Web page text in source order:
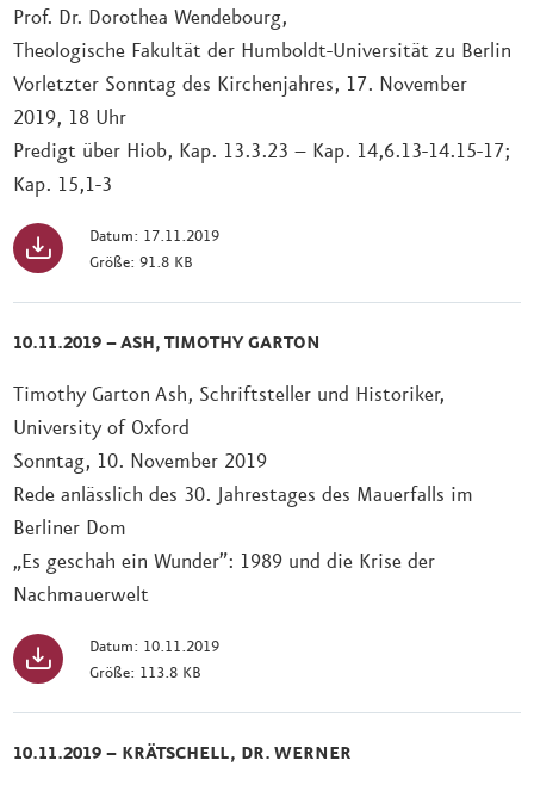
Prof. Dr. Dorothea Wendebourg,
Theologische Fakultät der Humboldt-Universität zu Berlin
Vorletzter Sonntag des Kirchenjahres, 17. November
2019, 18 Uhr
Predigt über Hiob, Kap. 13.3.23 – Kap. 14,6.13-14.15-17;
Kap. 15,1-3
Datum: 17.11.2019
Größe: 91.8 KB
10.11.2019 – ASH, TIMOTHY GARTON
Timothy Garton Ash, Schriftsteller und Historiker,
University of Oxford
Sonntag, 10. November 2019
Rede anlässlich des 30. Jahrestages des Mauerfalls im
Berliner Dom
„Es geschah ein Wunder”: 1989 und die Krise der
Nachmauerwelt
Datum: 10.11.2019
Größe: 113.8 KB
10.11.2019 – KRÄTSCHELL, DR. WERNER